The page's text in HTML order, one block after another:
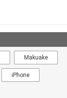
Makuake
iPhone